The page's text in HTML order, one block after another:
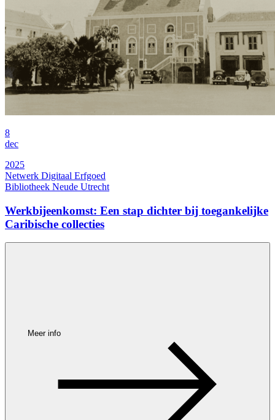
8
dec
2025
Netwerk Digitaal Erfgoed
Bibliotheek Neude Utrecht
Werkbijeenkomst: Een stap dichter bij toegankelijke
Caribische collecties
Meer info